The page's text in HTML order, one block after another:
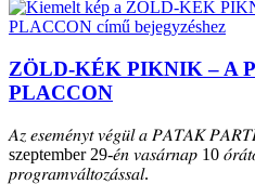
ZÖLD-KÉK PIKNIK – A
PLACCON
𝐴𝑧 𝑒𝑠𝑒𝑚𝑒́𝑛𝑦𝑡 𝑣𝑒́𝑔𝑢̈𝑙 𝑎 𝑃𝐴𝑇𝐴𝐾
szeptember 29-𝑒́𝑛 𝑣𝑎𝑠𝑎́𝑟𝑛𝑎𝑝 10
𝑝𝑟𝑜𝑔𝑟𝑎𝑚𝑣𝑎́𝑙𝑡𝑜𝑧𝑎́𝑠𝑠𝑎𝑙.